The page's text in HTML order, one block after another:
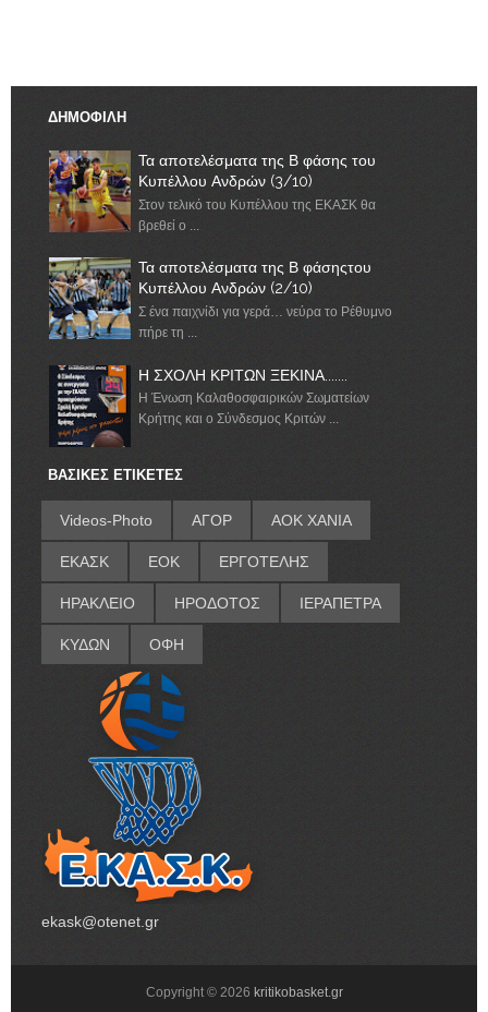
ΔΗΜΟΦΙΛΗ
Τα αποτελέσματα της Β φάσης του
Κυπέλλου Ανδρών (3/10)
Στον τελικό του Κυπέλλου της ΕΚΑΣΚ θα
βρεθεί ο ...
Τα αποτελέσματα της Β φάσηςτου
Κυπέλλου Ανδρών (2/10)
Σ ένα παιχνίδι για γερά… νεύρα το Ρέθυμνο
πήρε τη ...
Η ΣΧΟΛΗ ΚΡΙΤΩΝ ΞΕΚΙΝΑ.......
Η Ένωση Καλαθοσφαιρικών Σωματείων
Κρήτης και ο Σύνδεσμος Κριτών ...
ΒΑΣΙΚΕΣ ΕΤΙΚΕΤΕΣ
Videos-Photo ΑΓΟΡ ΑΟΚ ΧΑΝΙΑ
ΕΚΑΣΚ ΕΟΚ ΕΡΓΟΤΕΛΗΣ
ΗΡΑΚΛΕΙΟ ΗΡΟΔΟΤΟΣ ΙΕΡΑΠΕΤΡΑ
ΚΥΔΩΝ ΟΦΗ
ekask@otenet.gr
Copyright © 2026 kritikobasket.gr